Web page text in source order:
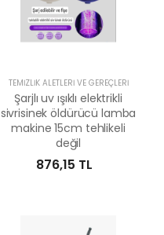
TEMIZLIK ALETLERI VE GEREÇLERI
Şarjlı uv ışıklı elektrikli
sivrisinek öldürücü lamba
makine 15cm tehlikeli
değil
876,15 TL